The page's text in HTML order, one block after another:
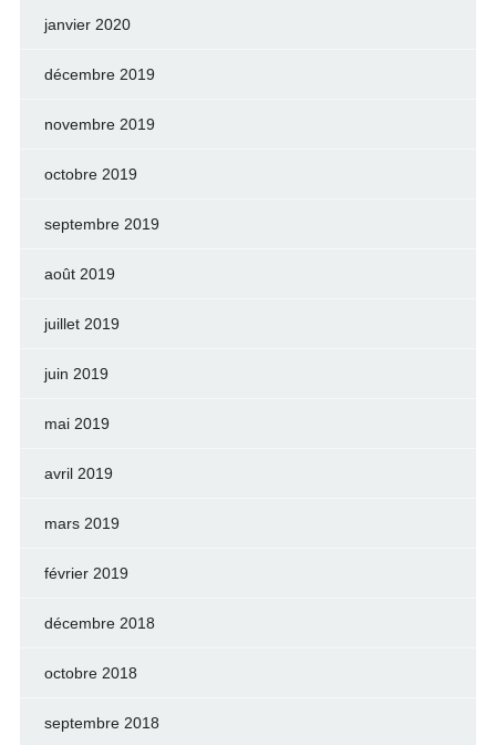
janvier 2020
décembre 2019
novembre 2019
octobre 2019
septembre 2019
août 2019
juillet 2019
juin 2019
mai 2019
avril 2019
mars 2019
février 2019
décembre 2018
octobre 2018
septembre 2018